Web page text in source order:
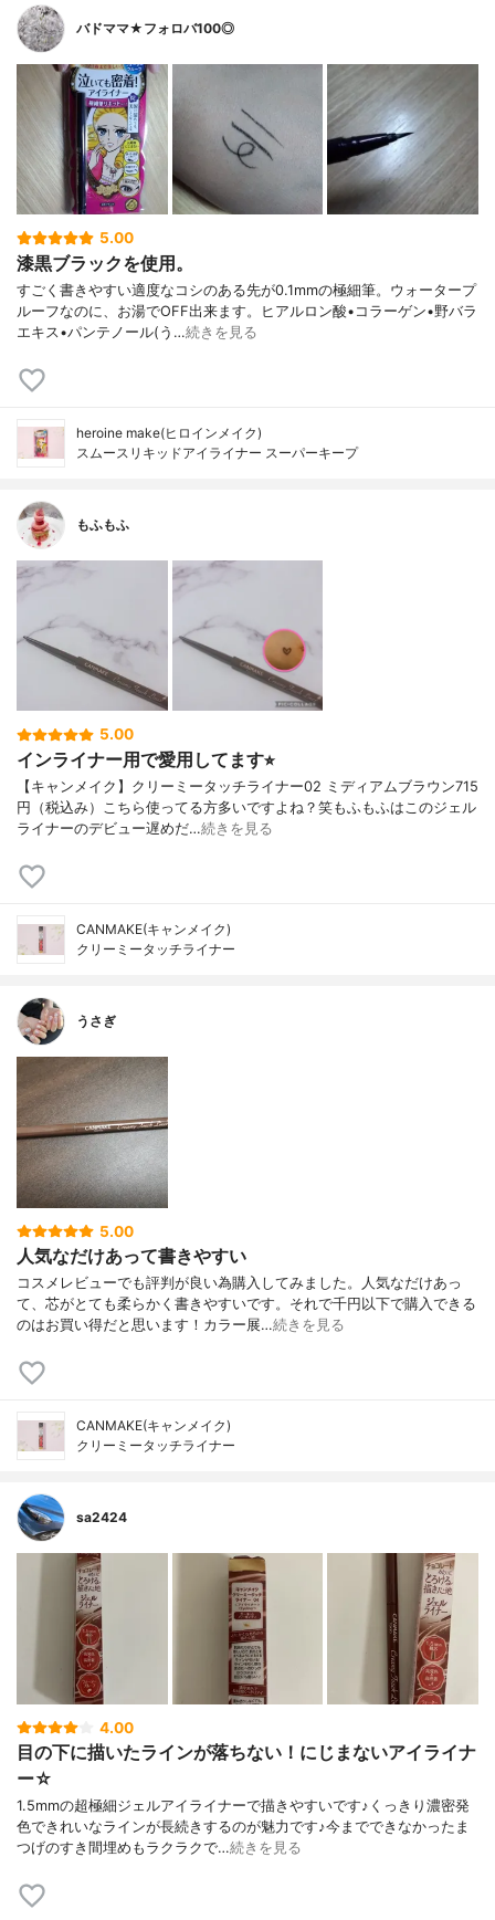
バドママ★フォロバ100◎
5.00
漆黒ブラックを使用。
すごく書きやすい適度なコシのある先が0.1mmの極細筆。ウォータープ
ルーフなのに、お湯でOFF出来ます。ヒアルロン酸•コラーゲン•野バラ
エキス•パンテノール(う…続きを見る
heroine make(ヒロインメイク)
スムースリキッドアイライナー スーパーキープ
もふもふ
5.00
インライナー用で愛用してます⭐︎
【キャンメイク】クリーミータッチライナー02 ミディアムブラウン715
円（税込み）こちら使ってる方多いですよね？笑もふもふはこのジェル
ライナーのデビュー遅めだ…続きを見る
CANMAKE(キャンメイク)
クリーミータッチライナー
うさぎ
5.00
人気なだけあって書きやすい
コスメレビューでも評判が良い為購入してみました。人気なだけあっ
て、芯がとても柔らかく書きやすいです。それで千円以下で購入できる
のはお買い得だと思います！カラー展…続きを見る
CANMAKE(キャンメイク)
クリーミータッチライナー
sa2424
4.00
目の下に描いたラインが落ちない！にじまないアイライナ
ー☆
1.5mmの超極細ジェルアイライナーで描きやすいです♪くっきり濃密発
色できれいなラインが長続きするのが魅力です♪今までできなかったま
つげのすき間埋めもラクラクで…続きを見る